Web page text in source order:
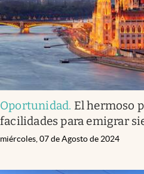
Oportunidad. El hermoso
facilidades para emigrar
miércoles, 07 de Agosto de 2024